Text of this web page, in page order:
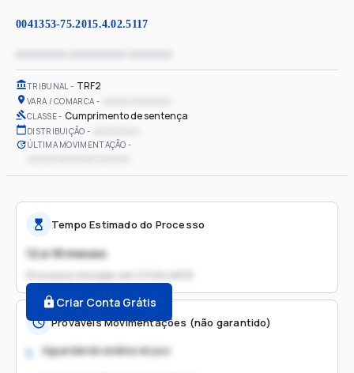
0041353-75.2015.4.02.5117
TRIBUNAL TRF2
VARA / COMARCA
CLASSE Cumprimento de sentença
DISTRIBUIÇÃO
ÚLTIMA MOVIMENTAÇÃO
Tempo Estimado do Processo
12 a 18 meses
Processo iniciado em
Criar Conta Grátis
Prováveis Movimentações (não garantido)
1. Aguardando análise do juiz